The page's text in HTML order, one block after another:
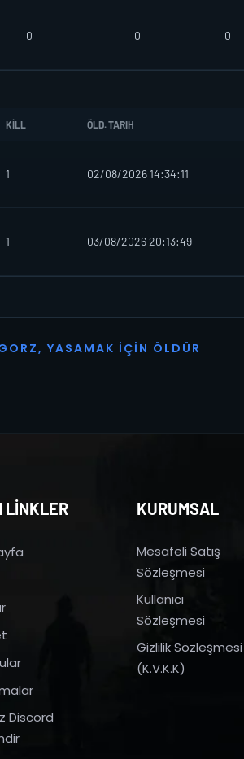
0 0 0
KILL ÖLD. TARIH
1 02/08/2026 14:34:11
1 03/08/2026 20:13:49
O R Z, YASAMAK İ ÇI N Ö L D Ü R
LİNKLER
Discord
KURUMSAL
Mesafeli Satış
Sözleşmesi
Kullanıcı
Sözleşmesi
Gizlilik Sözleşmesi
(K.V.K.K)